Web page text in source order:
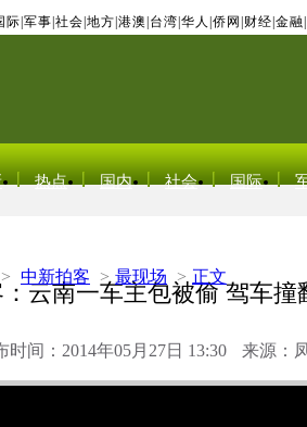
际 军事 社会 地方 港澳 台湾 华人 侨网 财经 金融
热点 国内 社会 国际
> 中新拍客 > 最现场 > 正文
云南一车主包被偷 驾车撞
时间：2014年05月27日 13:30 来源：